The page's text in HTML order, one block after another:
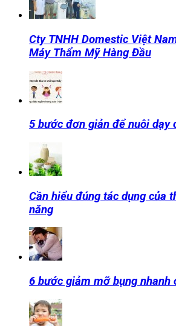
Cty TNHH Domestic Việt
Máy Thẩm Mỹ Hàng Đầu
5 bước đơn giản để nuôi dạy
Cần hiểu đúng tác dụng của
năng
6 bước giảm mỡ bụng nhanh